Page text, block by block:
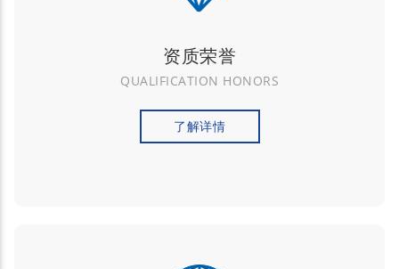
资质荣誉
QUALIFICATION HONORS
了解详情